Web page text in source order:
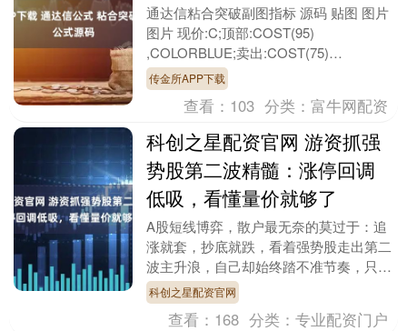
通达信粘合突破副图指标 源码 贴图 图片
图片 现价:C;顶部:COST(95)
,COLORBLUE;卖出:COST(75)
,COLORGREEN;买入:C....
传金所APP下载
查看： 103 分类：富牛网配资
科创之星配资官网 游资抓强
势股第二波精髓：涨停回调
低吸，看懂量价就够了
A股短线博弈，散户最无奈的莫过于：追
涨就套，抄底就跌，看着强势股走出第二
波主升浪，自己却始终踏不准节奏，只能
眼睁睁错过。 其实不是你运气差，而是
没摸清游资的核心....
科创之星配资官网
查看： 168 分类：专业配资门户